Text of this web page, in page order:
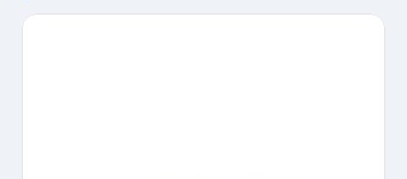
เซร์โร วีเอโฮ และ ลาบิรินโต เซร์โร ออตโต